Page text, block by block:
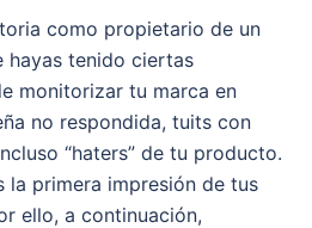
como propietario de un
hayas tenido ciertas
monitorizar tu marca en
no respondida, tuits con
“haters” de tu producto.
la primera impresión de tus
ello, a continuación,